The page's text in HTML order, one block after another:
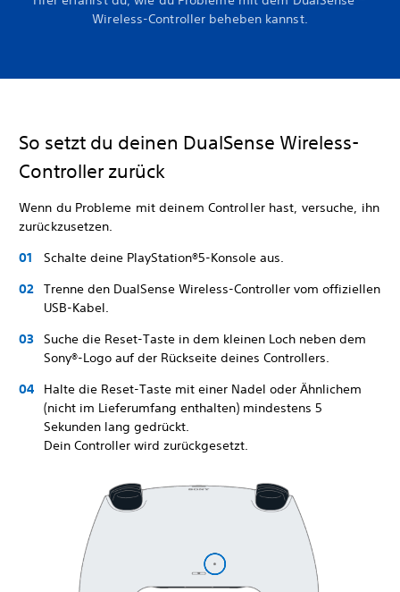
Wireless-Controller beheben kannst.
So setzt du deinen DualSense Wireless-
Controller zurück
Wenn du Probleme mit deinem Controller hast, versuche, ihn
zurückzusetzen.
Schalte deine PlayStation®5-Konsole aus.
Trenne den DualSense Wireless-Controller vom offiziellen
USB-Kabel.
Suche die Reset-Taste in dem kleinen Loch neben dem
Sony®-Logo auf der Rückseite deines Controllers.
Halte die Reset-Taste mit einer Nadel oder Ähnlichem
(nicht im Lieferumfang enthalten) mindestens 5
Sekunden lang gedrückt.
Dein Controller wird zurückgesetzt.